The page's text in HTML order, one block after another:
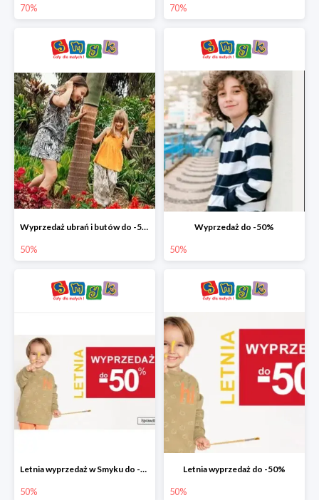
70% 70%
Wyprzedaż ubrań i butów do -50%
50%
Wyprzedaż do -50%
50%
Letnia wyprzedaż w Smyku do -50%
50%
Letnia wyprzedaż do -50%
50%